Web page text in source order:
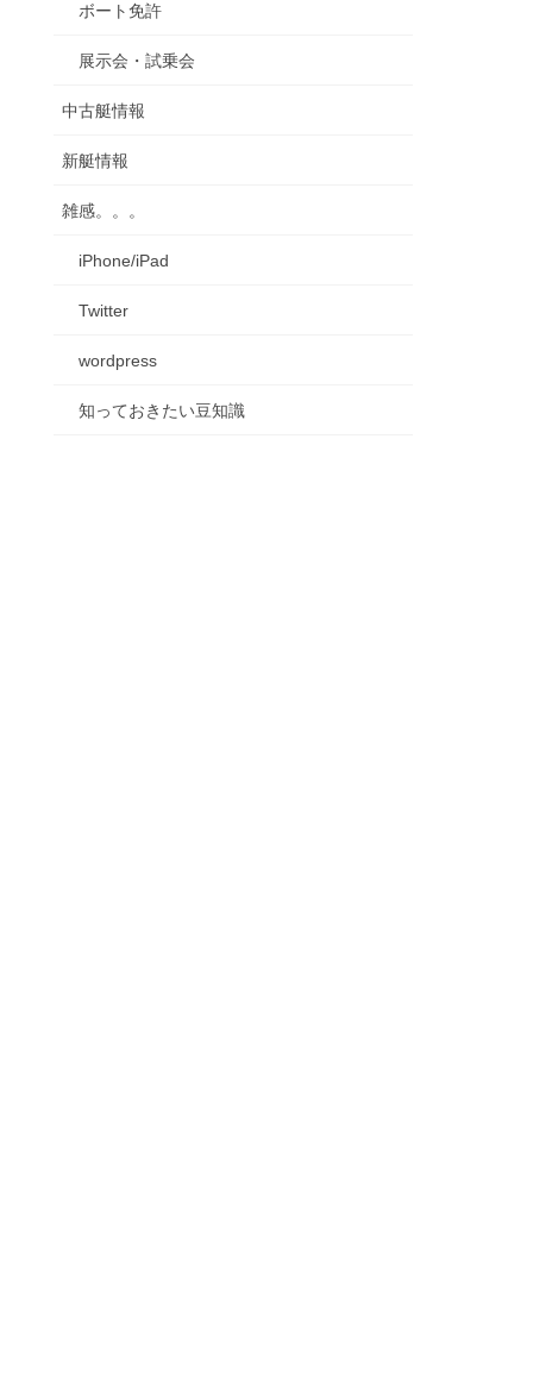
ボート免許
展示会・試乗会
中古艇情報
新艇情報
雑感。。。
iPhone/iPad
Twitter
wordpress
知っておきたい豆知識